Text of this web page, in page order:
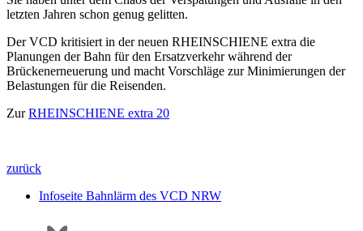
letzten Jahren schon genug gelitten.
Der VCD kritisiert in der neuen RHEINSCHIENE extra die
Planungen der Bahn für den Ersatzverkehr während der
Brückenerneuerung und macht Vorschläge zur Minimierungen der
Belastungen für die Reisenden.
ZurRHEINSCHIENE extra 20
zurück
Infoseite Bahnlärm des VCD NRW